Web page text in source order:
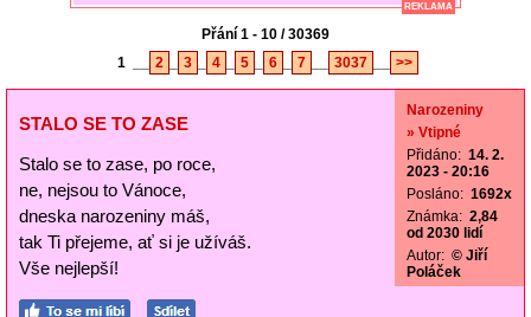
REKLAMA
Přání 1 - 10 / 30369
1
2 3 4 5 6 7 3037 >>
STALO SE TO ZASE
Stalo se to zase, po roce,
ne, nejsou to Vánoce,
dneska narozeniny máš,
tak Ti přejeme, ať si je užíváš.
Vše nejlepší!
Narozeniny
» Vtipné
Přidáno: 14. 2.
2023 - 20:16
Posláno: 1692x
Známka: 2,84
od 2030 lidí
Autor: © Jiří
Poláček